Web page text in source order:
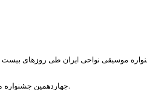
موسیقی نواحی ایران طی روزهای بیست
چهاردهمین جشنواره موسیقی نواحی ایران طی روزهای بیست و نهم مهر تا دوم آبان سال جاری با اجرای چند گروه موسیقایی مختلف در کرمان برگزار خواهد شد.